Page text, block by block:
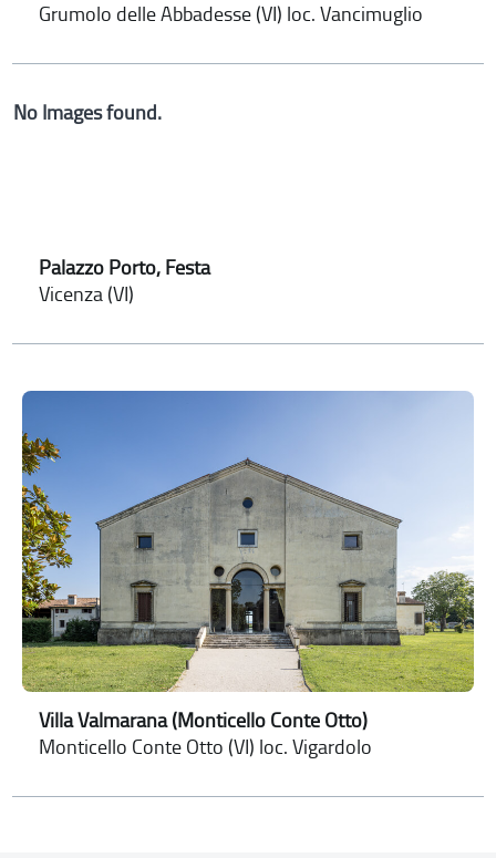
Grumolo delle Abbadesse (VI) loc. Vancimuglio
No Images found.
Palazzo Porto, Festa
Vicenza (VI)
Villa Valmarana (Monticello Conte Otto)
Monticello Conte Otto (VI) loc. Vigardolo